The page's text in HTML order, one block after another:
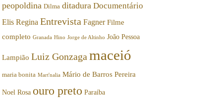
peopoldina Dilma ditadura Documentário
Elis Regina Entrevista Fagner Filme
completo Granada Hino Jorge de Altinho João Pessoa
Lampião Luiz Gonzagamaceió
maria bonita Mart'nalia Mário de Barros Pereira
Noel Rosa ouro preto Paraíba